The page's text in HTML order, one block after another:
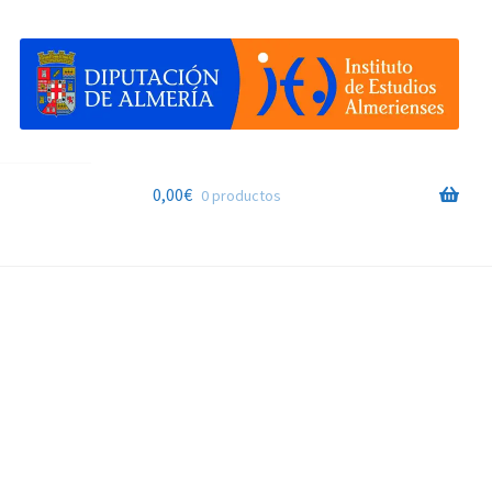
0,00€ 0 productos